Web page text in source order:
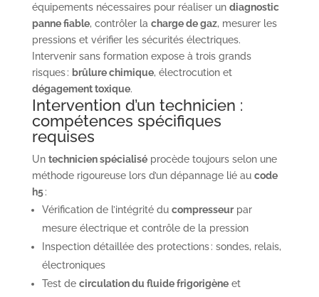
équipements nécessaires pour réaliser un diagnostic
panne fiable, contrôler la charge de gaz, mesurer les
pressions et vérifier les sécurités électriques.
Intervenir sans formation expose à trois grands
risques : brûlure chimique, électrocution et
dégagement toxique.
Intervention d’un technicien :
compétences spécifiques
requises
Un technicien spécialiséprocède toujours selon une
méthode rigoureuse lors d’un dépannage lié au code
h5:
Vérification de l’intégrité du compresseurpar
mesure électrique et contrôle de la pression
Inspection détaillée des protections : sondes, relais,
électroniques
Test de circulation du fluide frigorigèneet